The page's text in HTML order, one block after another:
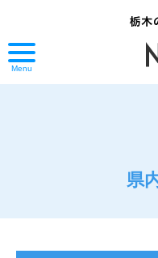
Menu
県